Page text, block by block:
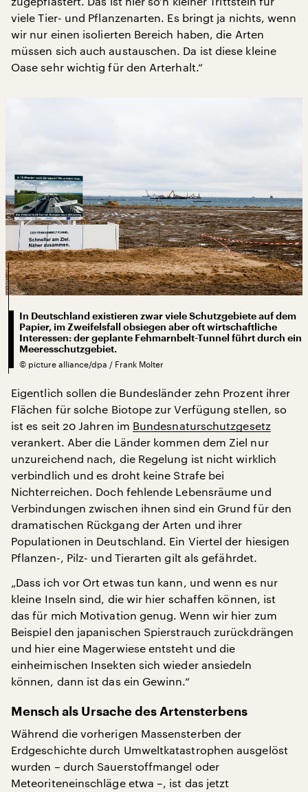
viele Tier- und Pflanzenarten. Es bringt ja nichts, wenn
wir nur einen isolierten Bereich haben, die Arten
müssen sich auch austauschen. Da ist diese kleine
Oase sehr wichtig für den Arterhalt.“
In Deutschland existieren zwar viele Schutzgebiete auf dem
Papier, im Zweifelsfall obsiegen aber oft wirtschaftliche
Interessen: der geplante Fehmarnbelt-Tunnel führt durch ein
Meeresschutzgebiet.
© picture alliance/dpa / Frank Molter
Eigentlich sollen die Bundesländer zehn Prozent ihrer
Flächen für solche Biotope zur Verfügung stellen, so
ist es seit 20 Jahren im Bundesnaturschutzgesetz
verankert. Aber die Länder kommen dem Ziel nur
unzureichend nach, die Regelung ist nicht wirklich
verbindlich und es droht keine Strafe bei
Nichterreichen. Doch fehlende Lebensräume und
Verbindungen zwischen ihnen sind ein Grund für den
dramatischen Rückgang der Arten und ihrer
Populationen in Deutschland. Ein Viertel der hiesigen
Pflanzen-, Pilz- und Tierarten gilt als gefährdet.
„Dass ich vor Ort etwas tun kann, und wenn es nur
kleine Inseln sind, die wir hier schaffen können, ist
das für mich Motivation genug. Wenn wir hier zum
Beispiel den japanischen Spierstrauch zurückdrängen
und hier eine Magerwiese entsteht und die
einheimischen Insekten sich wieder ansiedeln
können, dann ist das ein Gewinn.“
Mensch als Ursache des Artensterbens
Während die vorherigen Massensterben der
Erdgeschichte durch Umweltkatastrophen ausgelöst
wurden – durch Sauerstoffmangel oder
Meteoriteneinschläge etwa –, ist das jetzt